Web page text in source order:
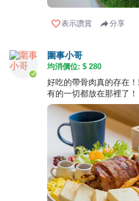
表示讚賞 分享
圍事小哥
均消價位: $ 280
好吃的帶骨肉真的存在
有的一切都放在那裡了！